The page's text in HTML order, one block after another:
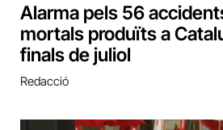
Alarma pels 56
mortals produïts a
finals de juliol
Redacció